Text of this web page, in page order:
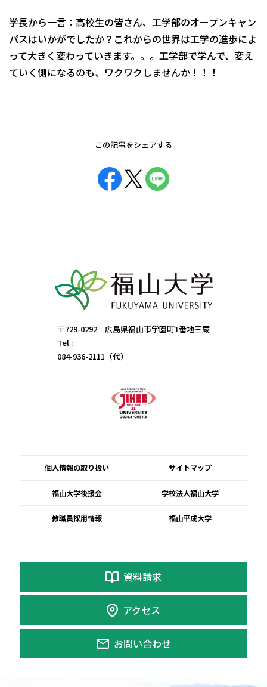
学長から一言：高校生の皆さん、工学部のオープンキャン
パスはいかがでしたか？これからの世界は工学の進歩によ
って大きく変わっていきます。。。工学部で学んで、変え
ていく側になるのも、ワクワクしませんか！！！
この記事をシェアする
〒729-0292 広島県福山市学園町1番地三蔵
Tel :
084-936-2111（代）
個人情報の取り扱い サイトマップ
福山大学後援会 学校法人福山大学
教職員採用情報 福山平成大学
資料請求
アクセス
お問い合わせ